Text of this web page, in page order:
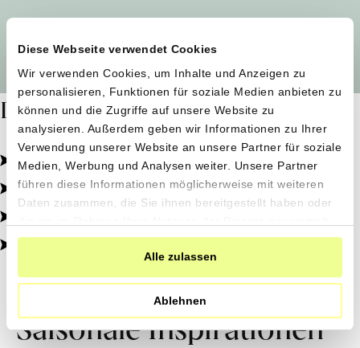
Diese Webseite verwendet Cookies
Wir verwenden Cookies, um Inhalte und Anzeigen zu
personalisieren, Funktionen für soziale Medien anbieten zu
können und die Zugriffe auf unsere Website zu
analysieren. Außerdem geben wir Informationen zu Ihrer
Verwendung unserer Website an unsere Partner für soziale
Medien, Werbung und Analysen weiter. Unsere Partner
führen diese Informationen möglicherweise mit weiteren
Daten zusammen, die Sie ihnen bereitgestellt haben oder
haben.
Alle zulassen
Ablehnen
Dafür stehen wir
Pestizidfrei angebaut, schonend verarbeitet.
Natürliche Zutaten, echter Geschmack.
Von kleinen Höfen, direkt zu dir.
100% transparent, 0% Zusatzstoffe.
Saisonale Inspirationen